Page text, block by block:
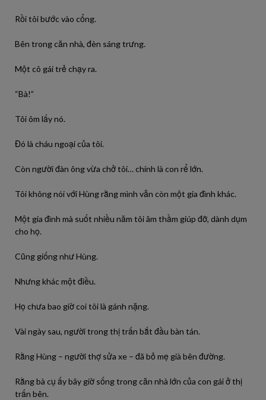
Rồi tôi bước vào cổng.
Bên trong căn nhà, đèn sáng trưng.
Một cô gái trẻ chạy ra.
“Bà!”
Tôi ôm lấy nó.
Đó là cháu ngoại của tôi.
Còn người đàn ông vừa chở tôi… chính là con rể lớn.
Tôi không nói với Hùng rằng mình vẫn còn một gia đình khác.
Một gia đình mà suốt nhiều năm tôi âm thầm giúp đỡ, dành dụm
cho họ.
Cũng giống như Hùng.
Nhưng khác một điều.
Họ chưa bao giờ coi tôi là gánh nặng.
Vài ngày sau, người trong thị trấn bắt đầu bàn tán.
Rằng Hùng – người thợ sửa xe – đã bỏ mẹ già bên đường.
Rằng bà cụ ấy bây giờ sống trong căn nhà lớn của con gái ở thị
trấn bên.